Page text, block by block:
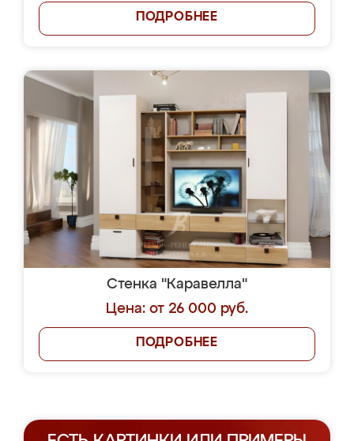
ПОДРОБНЕЕ
Стенка "Каравелла"
Цена: от 26 000 руб.
ПОДРОБНЕЕ